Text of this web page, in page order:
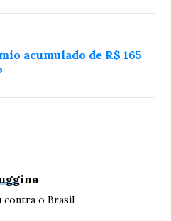
acumulado de R$ 165
contra o Brasil